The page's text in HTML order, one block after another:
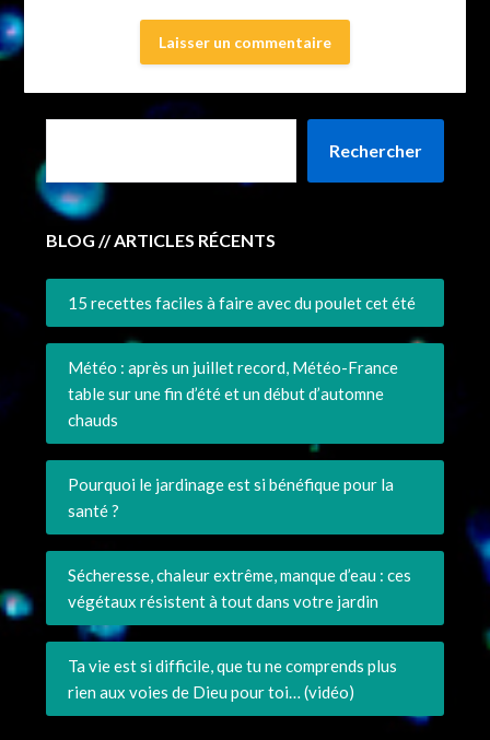
Rechercher
BLOG // ARTICLES RÉCENTS
15 recettes faciles à faire avec du poulet cet été
Météo : après un juillet record, Météo-France
table sur une fin d’été et un début d’automne
chauds
Pourquoi le jardinage est si bénéfique pour la
santé ?
Sécheresse, chaleur extrême, manque d’eau : ces
végétaux résistent à tout dans votre jardin
Ta vie est si difficile, que tu ne comprends plus
rien aux voies de Dieu pour toi… (vidéo)